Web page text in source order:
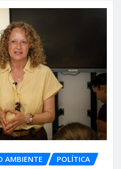
AMBIENTE POLÍTICA